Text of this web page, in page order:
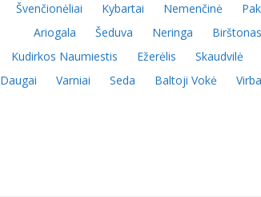
Švenčionėliai
Kybartai Nemenčinė
Ariogala
Šeduva Neringa Birštonas
Kudirkos Naumiestis
Ežerėlis Skaudvilė
Daugai
Varniai Seda Baltoji Vokė